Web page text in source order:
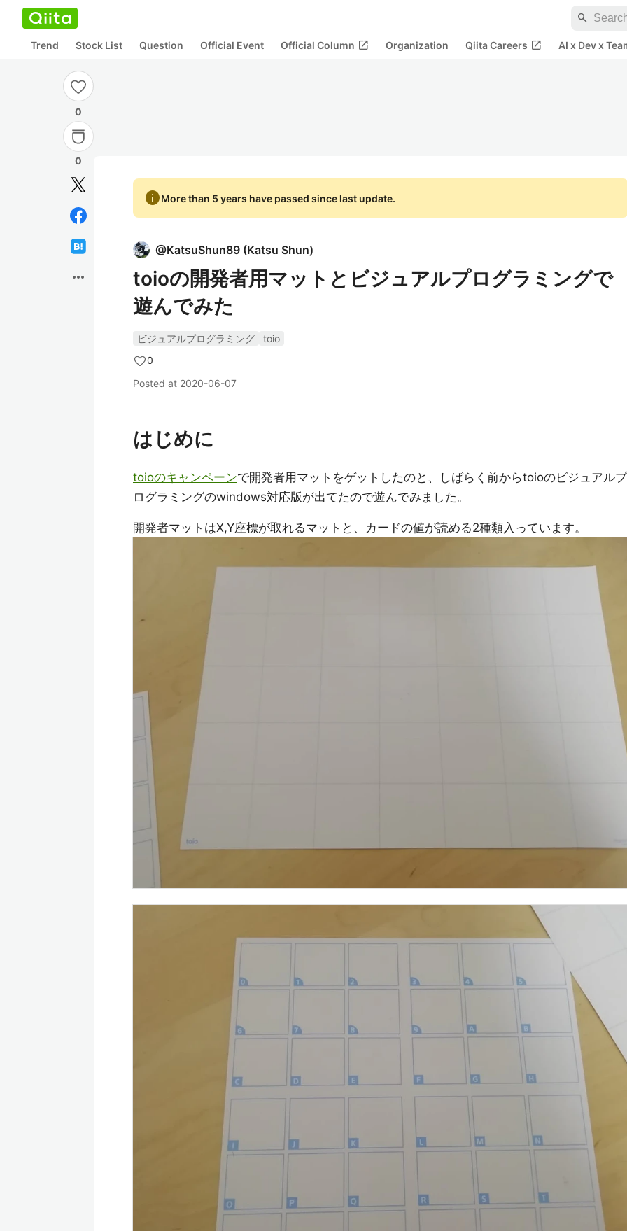
search
Trend Stock List Question Official Event Official Column open_in_new Organization Qiita Careers open_in_new AI x Dev x
0
0
more_horiz
infoMore than 5 years have passed since last update.
@KatsuShun89 (Katsu Shun)
toioの開発者用マットとビジュアルプログラミングで
遊んでみた
ビジュアルプログラミング
toio
0
Posted at 2020-06-07
はじめに
toioのキャンペーンで開発者用マットをゲットしたのと、しばらく前からtoioのビジュアルプ
ログラミングのwindows対応版が出てたので遊んでみました。
開発者マットはX,Y座標が取れるマットと、カードの値が読める2種類入っています。